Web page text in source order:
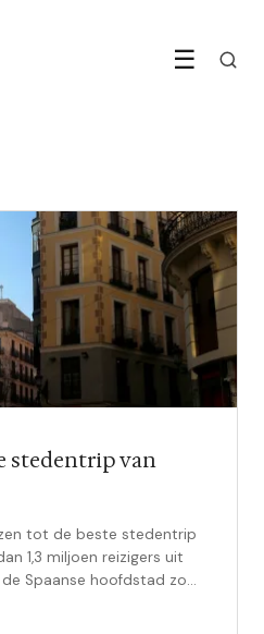
☰
stedentrip van
tot de beste stedentrip
1,3 miljoen reizigers uit
Spaanse hoofdstad zo